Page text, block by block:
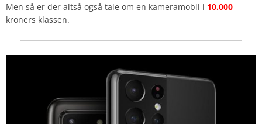
Men så er der altså også tale om en kameramobil i 10.000
kroners klassen.